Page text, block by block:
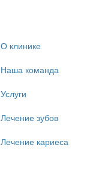
О клинике
Наша команда
Услуги
Лечение зубов
Лечение кариеса